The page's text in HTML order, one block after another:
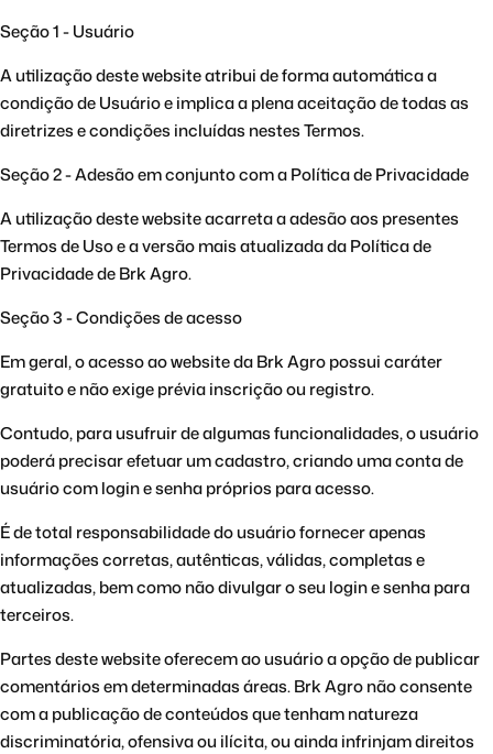
Seção 1 - Usuário
A utilização deste website atribui de forma automática a
condição de Usuário e implica a plena aceitação de todas as
diretrizes e condições incluídas nestes Termos.
Seção 2 - Adesão em conjunto com a Política de Privacidade
A utilização deste website acarreta a adesão aos presentes
Termos de Uso e a versão mais atualizada da Política de
Privacidade de Brk Agro.
Seção 3 - Condições de acesso
Em geral, o acesso ao website da Brk Agro possui caráter
gratuito e não exige prévia inscrição ou registro.
Contudo, para usufruir de algumas funcionalidades, o usuário
poderá precisar efetuar um cadastro, criando uma conta de
usuário com login e senha próprios para acesso.
É de total responsabilidade do usuário fornecer apenas
informações corretas, autênticas, válidas, completas e
atualizadas, bem como não divulgar o seu login e senha para
terceiros.
Partes deste website oferecem ao usuário a opção de publicar
comentários em determinadas áreas. Brk Agro não consente
com a publicação de conteúdos que tenham natureza
discriminatória, ofensiva ou ilícita, ou ainda infrinjam direitos